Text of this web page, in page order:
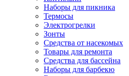
Наборы для пикника
Термосы
Электрогрелки
Зонты
Средства от насекомых
Товары для ремонта
Средства для бассейна
Наборы для барбекю